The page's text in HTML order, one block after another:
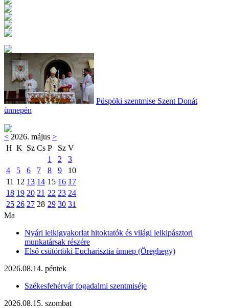
Püspöki szentmise Szent Donát
ünnepén
< 2026. május >
H K Sz Cs P Sz V
1
2
3
4
5 6 7 8 9
10
11 12 13 14 15 16 17
18 19 20 21 22 23 24
25 26 27 28 29 30 31
Ma
Nyári lelkigyakorlat hitoktatók és világi lelkipásztori
munkatársak részére
Első csütörtöki Eucharisztia ünnep (Öreghegy)
2026.08.14. péntek
Székesfehérvár fogadalmi szentmiséje
2026.08.15. szombat